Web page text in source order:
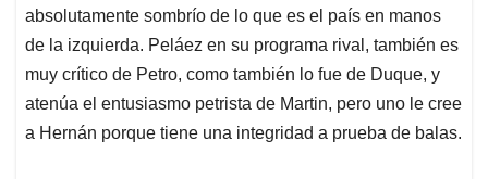
absolutamente sombrío de lo que es el país en manos
de la izquierda. Peláez en su programa rival, también es
muy crítico de Petro, como también lo fue de Duque, y
atenúa el entusiasmo petrista de Martin, pero uno le cree
a Hernán porque tiene una integridad a prueba de balas.